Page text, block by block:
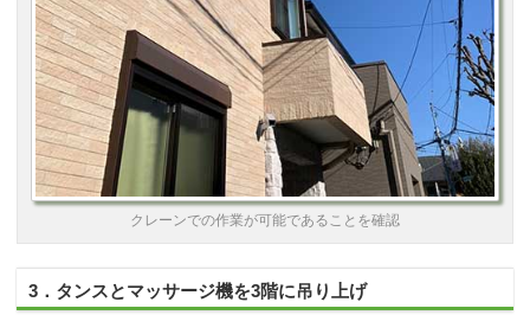
クレーンでの作業が可能であることを確認
3．タンスとマッサージ機を3階に吊り上げ